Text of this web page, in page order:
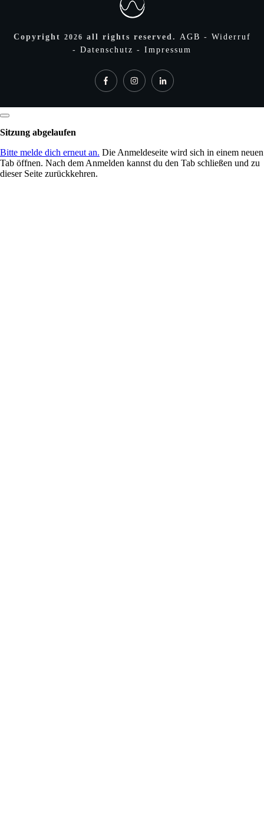
Copyright 2026 all rights reserved. AGB - Widerruf
- Datenschutz - Impressum
Dialog
schließen
Sitzung abgelaufen
Bitte melde dich erneut an. Die Anmeldeseite wird sich in einem neuen
Tab öffnen. Nach dem Anmelden kannst du den Tab schließen und zu
dieser Seite zurückkehren.